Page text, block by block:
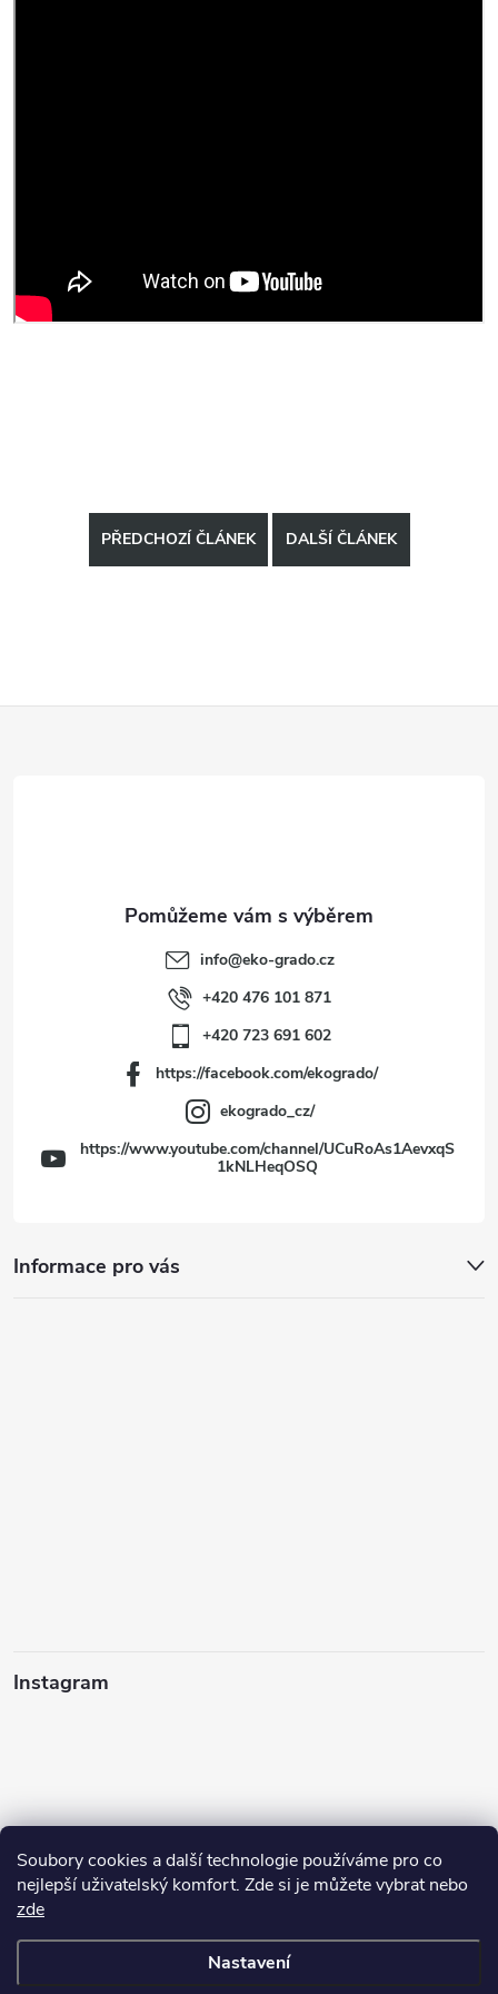
Soubory cookies a další technologie používáme pro co
nejlepší uživatelský komfort. Zde si je můžete vybrat nebo
zde
Nastavení
PŘEDCHOZÍ ČLÁNEK DALŠÍ ČLÁNEK
Informace pro vás
info@eko-grado.cz
+420 476 101 871
+420 723 691 602
https://facebook.com/ekogrado/
ekogrado_cz/
https://www.youtube.com/channel/UCuRoAs1AevxqS
1kNLHeqOSQ
Instagram